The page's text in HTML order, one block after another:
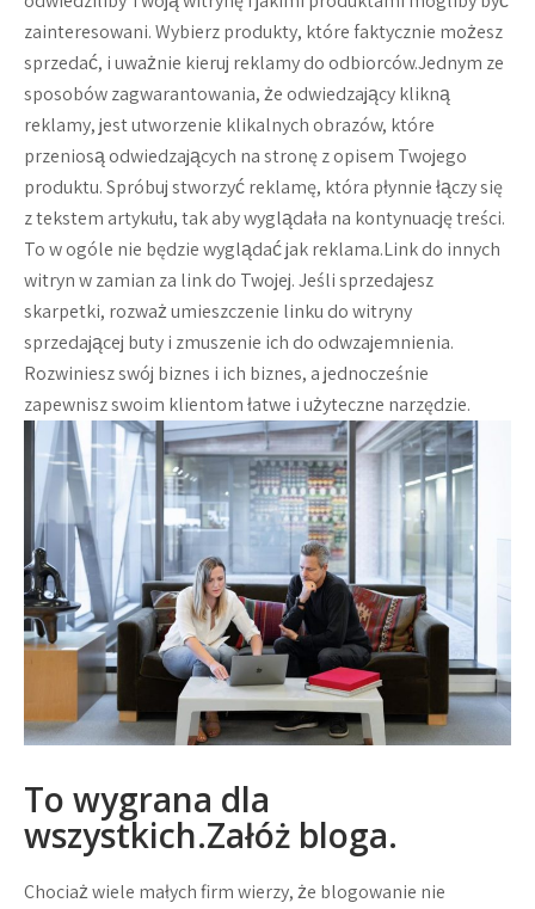
zainteresowani. Wybierz produkty, które faktycznie możesz
sprzedać, i uważnie kieruj reklamy do odbiorców.Jednym ze
sposobów zagwarantowania, że ​​odwiedzający klikną
reklamy, jest utworzenie klikalnych obrazów, które
przeniosą odwiedzających na stronę z opisem Twojego
produktu. Spróbuj stworzyć reklamę, która płynnie łączy się
z tekstem artykułu, tak aby wyglądała na kontynuację treści.
To w ogóle nie będzie wyglądać jak reklama.Link do innych
witryn w zamian za link do Twojej. Jeśli sprzedajesz
skarpetki, rozważ umieszczenie linku do witryny
sprzedającej buty i zmuszenie ich do odwzajemnienia.
Rozwiniesz swój biznes i ich biznes, a jednocześnie
zapewnisz swoim klientom łatwe i użyteczne narzędzie.
To wygrana dla
wszystkich.Załóż bloga.
Chociaż wiele małych firm wierzy, że blogowanie nie